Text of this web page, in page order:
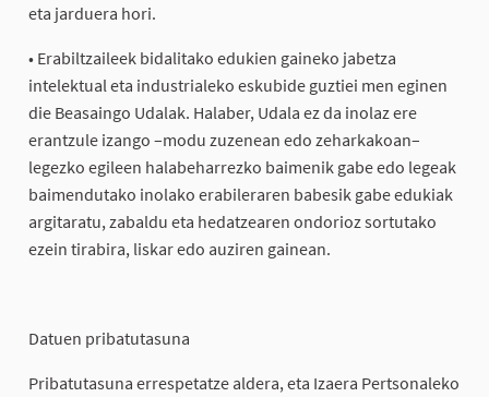
eta jarduera hori.
• Erabiltzaileek bidalitako edukien gaineko jabetza
intelektual eta industrialeko eskubide guztiei men eginen
die Beasaingo Udalak. Halaber, Udala ez da inolaz ere
erantzule izango –modu zuzenean edo zeharkakoan–
legezko egileen halabeharrezko baimenik gabe edo legeak
baimendutako inolako erabileraren babesik gabe edukiak
argitaratu, zabaldu eta hedatzearen ondorioz sortutako
ezein tirabira, liskar edo auziren gainean.
Datuen pribatutasuna
Pribatutasuna errespetatze aldera, eta Izaera Pertsonaleko